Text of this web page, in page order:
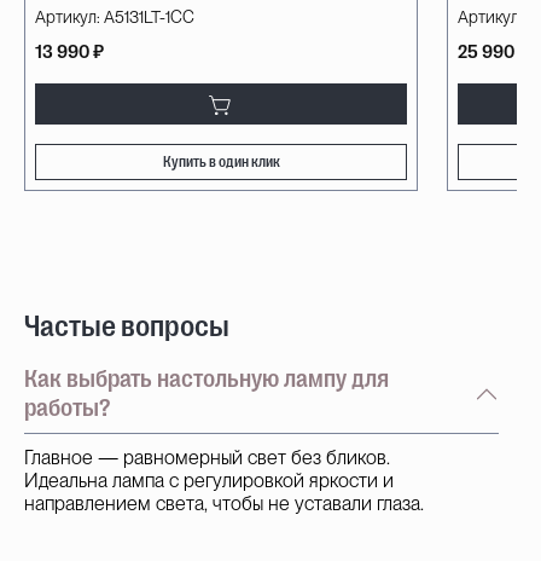
Артикул: A5131LT-1CC
13 990 ₽
Купить в один клик
Артикул:
25 990 ₽
Частые вопросы
Как выбрать настольную лампу для
работы?
Главное — равномерный свет без бликов.
Идеальна лампа с регулировкой яркости и
направлением света, чтобы не уставали глаза.